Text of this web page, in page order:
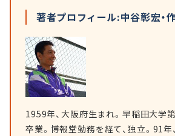
著者プロフィール:中谷彰宏・
1959年、大阪府生まれ。早稲田大学
卒業。博報堂勤務を経て、独立。91